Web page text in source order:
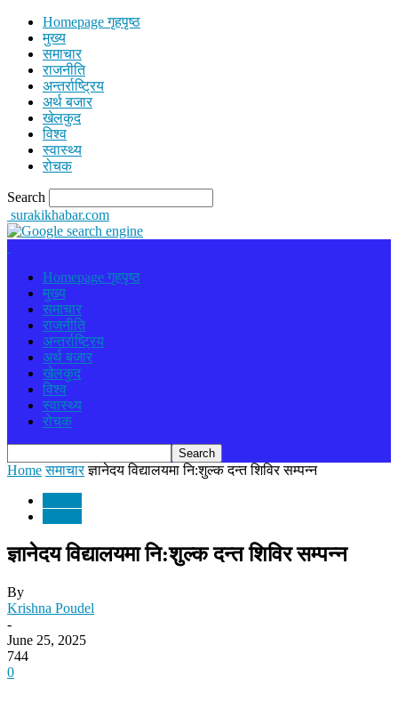
Homepage गृहपृष्ठ
मुख्य
समाचार
राजनीति
अन्तर्राष्ट्रिय
अर्थ बजार
खेलकुद
विश्व
स्वास्थ्य
रोचक
Search
surakikhabar.com
Homepage गृहपृष्ठ
मुख्य
समाचार
राजनीति
अन्तर्राष्ट्रिय
अर्थ बजार
खेलकुद
विश्व
स्वास्थ्य
रोचक
Home समाचार ज्ञानेदय विद्यालयमा नि:शुल्क दन्त शिविर सम्पन्न
ज्ञानेदय विद्यालयमा नि:शुल्क दन्त शिविर सम्पन्न
By
Krishna Poudel
-
June 25, 2025
744
0